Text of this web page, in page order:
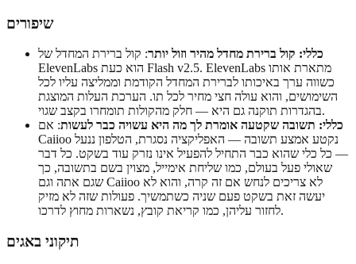
שיפורים
כללי: קול ברירת מחדל מהיר וזול יותר: קול ברירת המחדל של
ElevenLabs הוא כעת Flash v2.5. ElevenLabs מתארת אותו
כשווה ערך באיכותו לברירת המחדל הקודמת וממליצה עליו לכל
השימושים, והוא עולה חצי מחיר לכל תו. הערכת העלות המוצגת
בהגדרות תוקנה גם היא — חלק מהקולות תומחרו בקצב שגוי.
כללי: תשובה שקטעה אומרת לך מה היא עשויה כבר לעשות: אם
Caiioo נקטע אמצע תשובה — האפליקציה נסגרת, הטלפון ננעל
— כל כלי שהוא כבר התחיל להפעיל אינו נזרק עוד בשקט. כל דבר
שאולי פעל בעולם, כמו שליחת אימייל, מצוין בשם בתשובה, כך
שגם אתה וגם Caiioo לא צריכים לנחש אם זה קרה, והוא לא
יעשה זאת בשקט פעם שניה כשתמשיך. פעולות שזה לא מזיק
לחזור עליהן, כמו קריאת קובץ, נשארות מחוץ לדרכו.
תיקוני באגים